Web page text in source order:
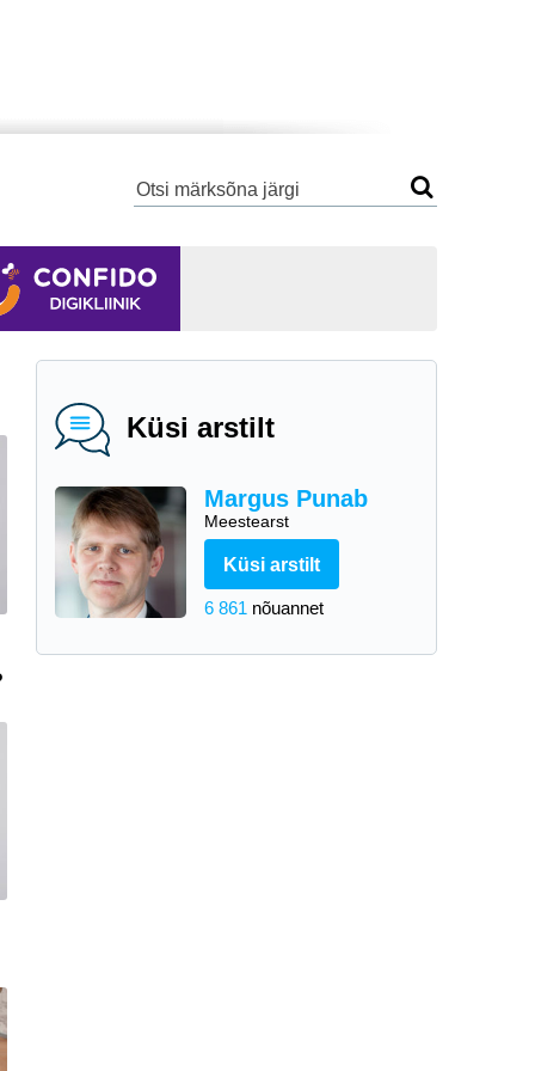
Küsi arstilt
Margus Punab
Meestearst
Küsi arstilt
6 861 nõuannet